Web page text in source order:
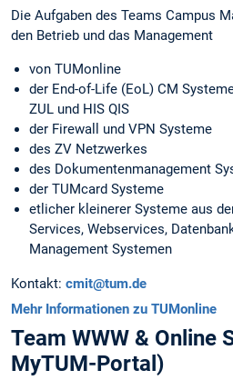
Die Aufgaben des Teams Campus
den Betrieb und das Management
von TUMonline
der End-of-Life (EoL) CM
ZUL und HIS QIS
der Firewall und VPN Systeme
des ZV Netzwerkes
des Dokumentenmanagement
der TUMcard Systeme
etlicher kleinerer Systeme aus
Services, Webservices,
Management Systemen
Kontakt: cmit@tum.de
Mehr Informationen zu TUMonline
Team WWW & Online
MyTUM-Portal)